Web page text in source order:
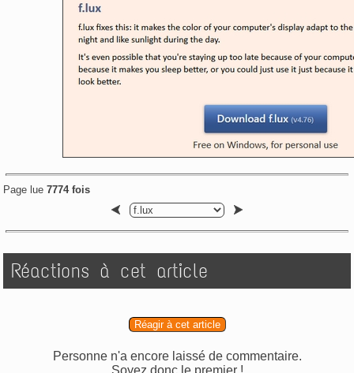
Page lue 7774 fois
Réactions à cet article
Réagir à cet article
Personne n'a encore laissé de commentaire.